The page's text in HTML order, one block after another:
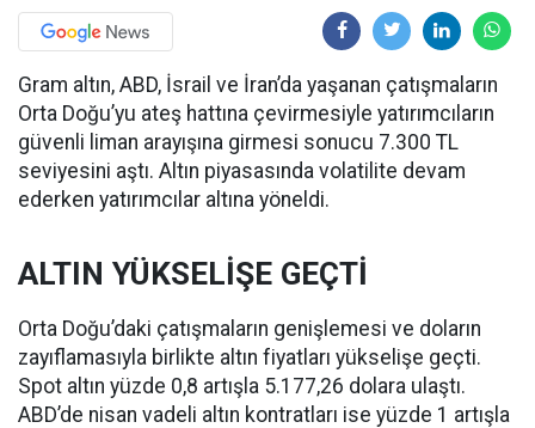
Gram altın, ABD, İsrail ve İran’da yaşanan çatışmaların
Orta Doğu’yu ateş hattına çevirmesiyle yatırımcıların
güvenli liman arayışına girmesi sonucu 7.300 TL
seviyesini aştı. Altın piyasasında volatilite devam
ederken yatırımcılar altına yöneldi.
ALTIN YÜKSELİŞE GEÇTİ
Orta Doğu’daki çatışmaların genişlemesi ve doların
zayıflamasıyla birlikte altın fiyatları yükselişe geçti.
Spot altın yüzde 0,8 artışla 5.177,26 dolara ulaştı.
ABD’de nisan vadeli altın kontratları ise yüzde 1 artışla